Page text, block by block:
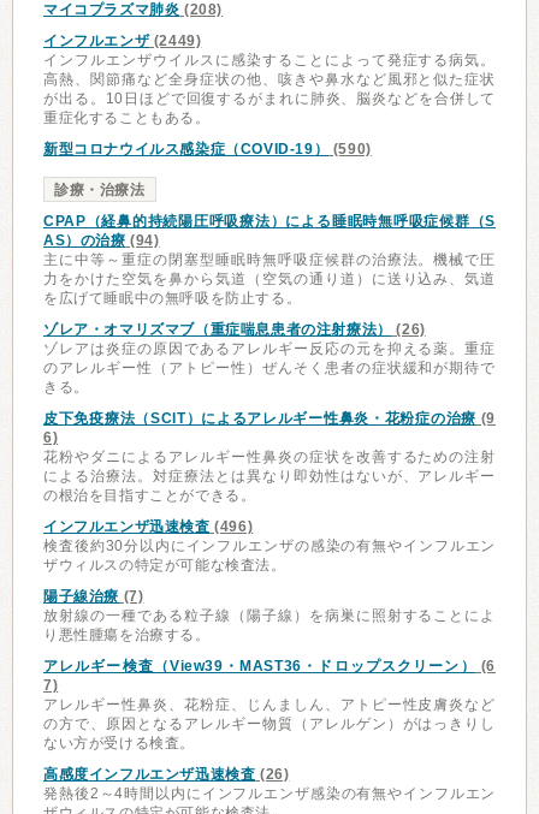
マイコプラズマ肺炎 (208)
インフルエンザ(2449)
インフルエンザウイルスに感染することによって発症する病気。
高熱、関節痛など全身症状の他、咳きや鼻水など風邪と似た症状
が出る。10日ほどで回復するがまれに肺炎、脳炎などを合併して
重症化することもある。
新型コロナウイルス感染症（COVID-19）
(590)
診療・治療法
CPAP（経鼻的持続陽圧呼吸療法）による睡眠時無呼吸症候群（S
AS）の治療 (94)
主に中等～重症の閉塞型睡眠時無呼吸症候群の治療法。機械で圧
力をかけた空気を鼻から気道（空気の通り道）に送り込み、気道
を広げて睡眠中の無呼吸を防止する。
ゾレア・オマリズマブ（重症喘息患者の注射療法）
(26)
ゾレアは炎症の原因であるアレルギー反応の元を抑える薬。重症
のアレルギー性（アトピー性）ぜんそく患者の症状緩和が期待で
きる。
皮下免疫療法（SCIT）によるアレルギー性鼻炎・花粉症の治療 (9
6)
花粉やダニによるアレルギー性鼻炎の症状を改善するための注射
による治療法。対症療法とは異なり即効性はないが、アレルギー
の根治を目指すことができる。
インフルエンザ迅速検査 (496)
検査後約30分以内にインフルエンザの感染の有無やインフルエン
ザウィルスの特定が可能な検査法。
陽子線治療 (7)
放射線の一種である粒子線（陽子線）を病巣に照射することによ
り悪性腫瘍を治療する。
アレルギー検査（View39・MAST36・ドロップスクリーン）
(6
7)
アレルギー性鼻炎、花粉症、じんましん、アトピー性皮膚炎など
の方で、原因となるアレルギー物質（アレルゲン）がはっきりし
ない方が受ける検査。
高感度インフルエンザ迅速検査 (26)
発熱後2～4時間以内にインフルエンザ感染の有無やインフルエン